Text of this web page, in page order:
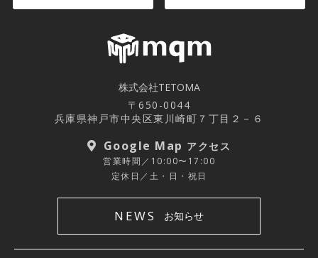
株式会社TETOMA
〒650-0044
兵庫県神戸市中央区東川崎町７丁目２－６
Google Map アクセス
営業時間／10:00〜17:00
定休日／土・日・祝日
NEWS お知らせ